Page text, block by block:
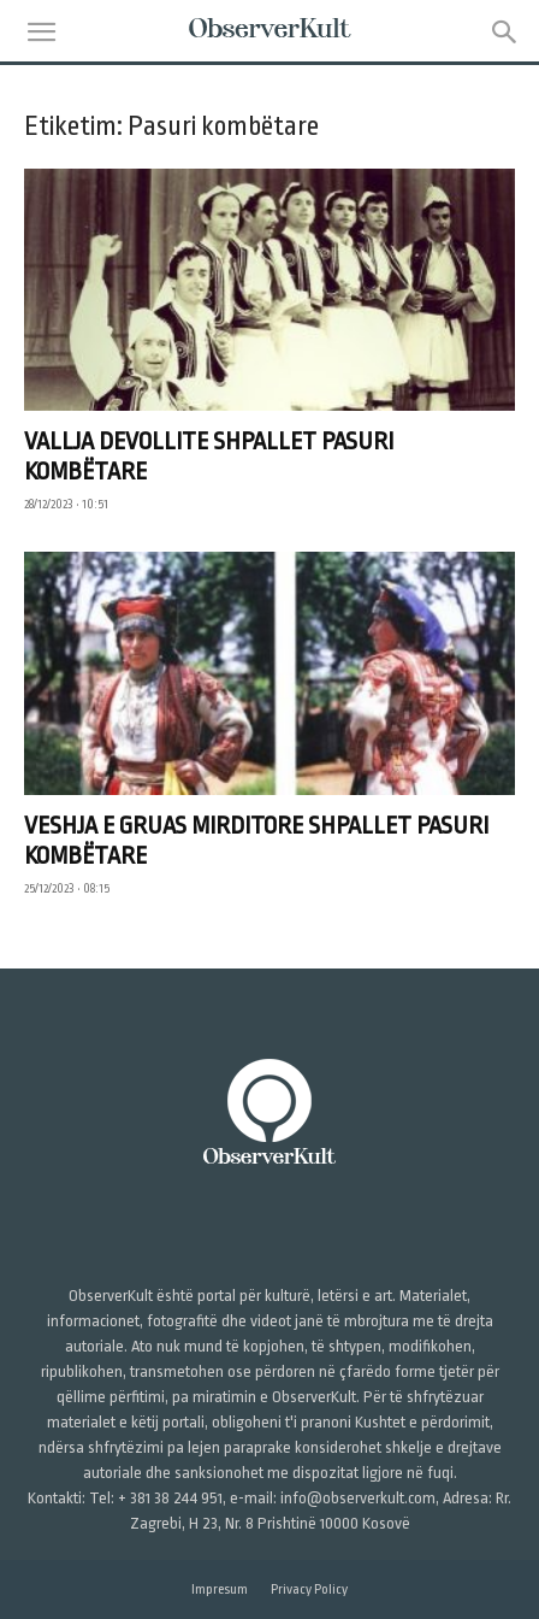
Etiketim: Pasuri kombëtare
VALLJA DEVOLLITE SHPALLET PASURI
KOMBËTARE
28/12/2023 • 10:51
VESHJA E GRUAS MIRDITORE SHPALLET PASURI
KOMBËTARE
25/12/2023 • 08:15
ObserverKult është portal për kulturë, letërsi e art. Materialet,
informacionet, fotografitë dhe videot janë të mbrojtura me të drejta
autoriale. Ato nuk mund të kopjohen, të shtypen, modifikohen,
ripublikohen, transmetohen ose përdoren në çfarëdo forme tjetër për
qëllime përfitimi, pa miratimin e ObserverKult. Për të shfrytëzuar
materialet e këtij portali, obligoheni t'i pranoni Kushtet e përdorimit,
ndërsa shfrytëzimi pa lejen paraprake konsiderohet shkelje e drejtave
autoriale dhe sanksionohet me dispozitat ligjore në fuqi.
Kontakti: Tel: + 381 38 244 951, e-mail: info@observerkult.com, Adresa: Rr.
Zagrebi, H 23, Nr. 8 Prishtinë 10000 Kosovë
Impresum Privacy Policy